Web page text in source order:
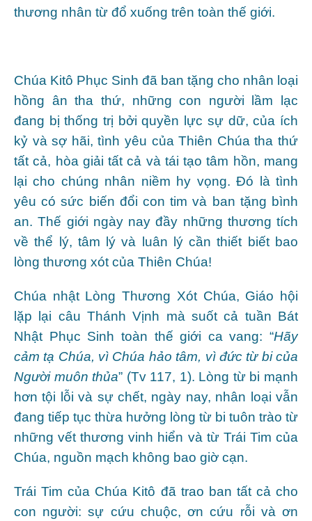
thương nhân từ đổ xuống trên toàn thế giới.
Chúa Kitô Phục Sinh đã ban tặng cho nhân loại
hồng ân tha thứ, những con người lầm lạc
đang bị thống trị bởi quyền lực sự dữ, của ích
kỷ và sợ hãi, tình yêu của Thiên Chúa tha thứ
tất cả, hòa giải tất cả và tái tạo tâm hồn, mang
lại cho chúng nhân niềm hy vọng. Đó là tình
yêu có sức biến đổi con tim và ban tặng bình
an. Thế giới ngày nay đầy những thương tích
về thể lý, tâm lý và luân lý cần thiết biết bao
lòng thương xót của Thiên Chúa!
Chúa nhật Lòng Thương Xót Chúa, Giáo hội
lặp lại câu Thánh Vịnh mà suốt cả tuần Bát
Nhật Phục Sinh toàn thế giới ca vang: “Hãy
cảm tạ Chúa, vì Chúa hảo tâm, vì đức từ bi của
Người muôn thủa” (Tv 117, 1). Lòng từ bi mạnh
hơn tội lỗi và sự chết, ngày nay, nhân loại vẫn
đang tiếp tục thừa hưởng lòng từ bi tuôn trào từ
những vết thương vinh hiển và từ Trái Tim của
Chúa, nguồn mạch không bao giờ cạn.
Trái Tim của Chúa Kitô đã trao ban tất cả cho
con người: sự cứu chuộc, ơn cứu rỗi và ơn